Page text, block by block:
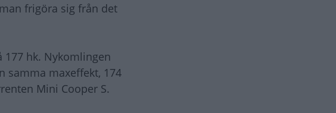
frigöra sig från det
177 hk. Nykomlingen
samma maxeffekt, 174
Mini Cooper S.